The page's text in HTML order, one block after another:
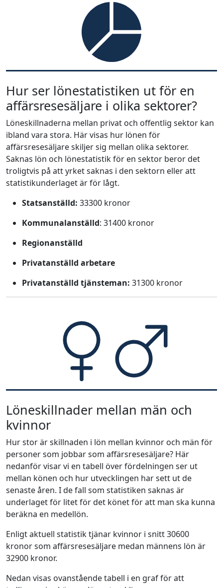
Hur ser lönestatistiken ut för en
affärsresesäljare i olika sektorer?
Löneskillnaderna mellan privat och offentlig sektor kan
ibland vara stora. Här visas hur lönen för
affärsresesäljare skiljer sig mellan olika sektorer.
Saknas lön och lönestatistik för en sektor beror det
troligtvis på att yrket saknas i den sektorn eller att
statistikunderlaget är för lågt.
Statsanställd: 33300 kronor
Kommunalanställd: 31400 kronor
Regionanställd
Privatanställd arbetare
Privatanställd tjänsteman: 31300 kronor
Löneskillnader mellan män och
kvinnor
Hur stor är skillnaden i lön mellan kvinnor och män för
personer som jobbar som affärsresesäljare? Här
nedanför visar vi en tabell över fördelningen ser ut
mellan könen och hur utvecklingen har sett ut de
senaste åren. I de fall som statistiken saknas är
underlaget för litet för det könet för att man ska kunna
beräkna en medellön.
Enligt aktuell statistik tjänar kvinnor i snitt 30600
kronor som affärsresesäljare medan männens lön är
32900 kronor.
Nedan visas ovanstående tabell i en graf för att